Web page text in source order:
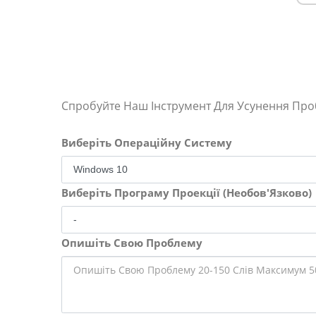
Спробуйте Наш Інструмент Для Усунення
Виберіть Операційну Систему
Виберіть Програму Проекції (Необов'Язково)
Опишіть Свою Проблему